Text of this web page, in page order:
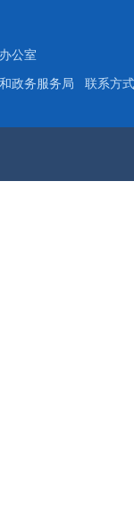
办公室
政务服务局 联系方